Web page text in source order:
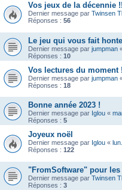
Vos jeux de la décennie !!
Dernier message par Twinsen
Réponses : 56
Le jeu qui vous fait
Dernier message par jumpman
Réponses : 10
Vos lectures du moment !
Dernier message par jumpman
Réponses : 18
Bonne année 2023 !
Dernier message par Iglou «
Réponses : 5
Joyeux noël
Dernier message par Iglou «
Réponses : 122
"FromSoftware" pour les
Dernier message par Twinsen
Réponses : 3